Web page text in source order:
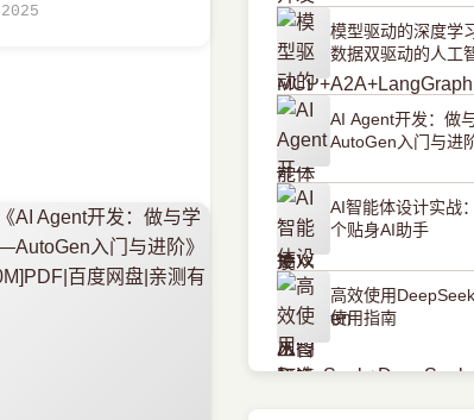
2025
模型驱动的深度
数据双驱动的人工
AI Agent开发：
AutoGen入门与进
AI智能体设计实战
个贴身AI助手
高效使用
使用指南